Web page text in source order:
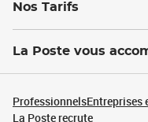
Nos Tarifs
La Poste vous
ProfessionnelsEntreprises
La Poste recrute